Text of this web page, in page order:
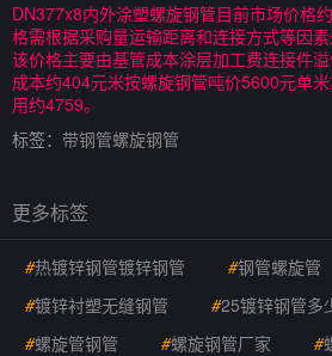
DN377x8内外涂塑螺旋钢管目前市场价格
格需根据采购量运输距离和连接方式等因
该价格主要由基管成本涂层加工费连接件
成本约404元米按螺旋钢管吨价5600元单
用约4759。
标签： 带钢管螺旋钢管
更多标签
#热镀锌钢管镀锌钢管 #钢管螺旋管
#镀锌衬塑无缝钢管 #25镀锌钢管多
#螺旋管钢管 #螺旋钢管厂家 #